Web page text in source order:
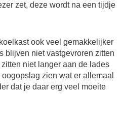
zet, deze wordt na een tijdje
ook veel gemakkelijker
blijven niet vastgevroren zitten
niet langer aan de lades
zien wat er allemaal
dat je daar erg veel moeite